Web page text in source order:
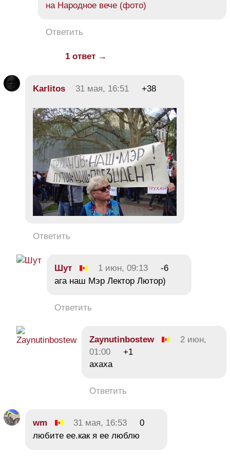
на Народное вече (фото)
Ответить
1 ответ →
Karlitos 31 мая, 16:51 +38
Ответить
Шут 1 июн, 09:13
-6
ага наш Мэр Лектор Лютор)
Ответить
Zaynutinbostew
2 июн,
01:00
+1
ахаха
Ответить
wm 31 мая, 16:53
0
любите ее.как я ее люблю